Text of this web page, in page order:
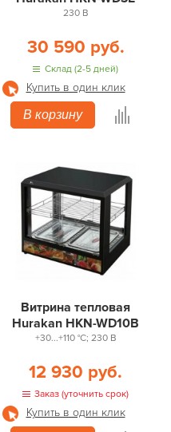
230 В
30 590 руб.
Склад (2-5 дней)
Купить в один клик
В корзину
Витрина тепловая
Hurakan HKN-WD10B
+30...+110 °С; 230 В
12 930 руб.
Заказ (уточнить срок)
Купить в один клик